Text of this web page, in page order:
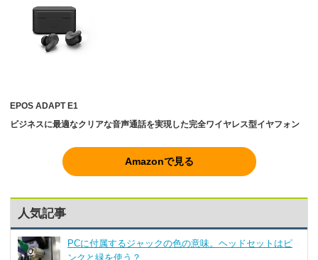
EPOS ADAPT E1
ビジネスに最適なクリアな音声通話を実現した完全ワイヤレス型イヤフォン
Amazonで見る
人気記事
PCに付属するジャックの色の意味。ヘッドセットはピ
ンクと緑を使う？